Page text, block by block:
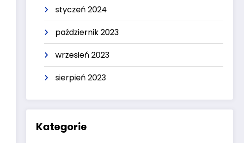
styczeń 2024
październik 2023
wrzesień 2023
sierpień 2023
Kategorie